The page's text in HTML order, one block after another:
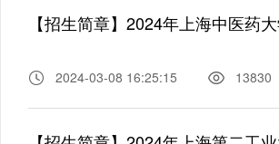
【招生简章】2024年上海中医药
2024-03-08 16:25:15 13830